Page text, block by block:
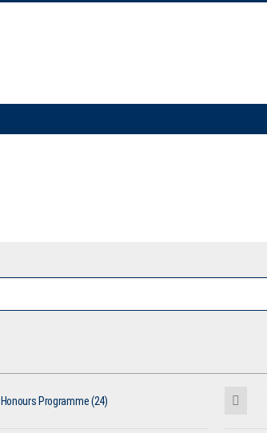
Honours Programme (24)